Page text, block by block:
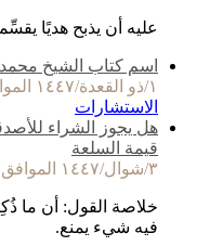
عليه أن يذبح هديًا
اسم كتاب الشيخ
١/ذو القعدة/١٤٤٧ الموافق ١٨/أبريل/٢٠٢٦
الاستشارات
هل يجوز الشراء
قيمة السلعة
٣/شوال/١٤٤٧ الموافق ٢٢/مارس/٢٠٢٦
خلاصة القول: أن ما
فيه شيء يمنع.